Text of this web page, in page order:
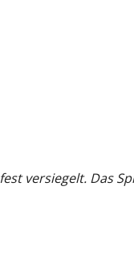
versiegelt. Das